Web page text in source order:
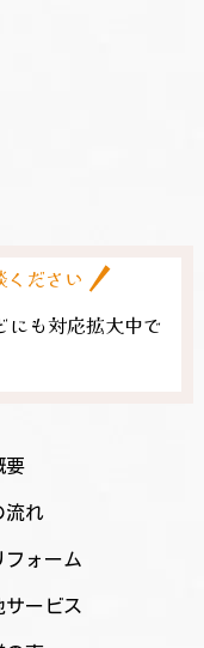
ください
にも対応拡大中で
要
流れ
フォーム
サービス